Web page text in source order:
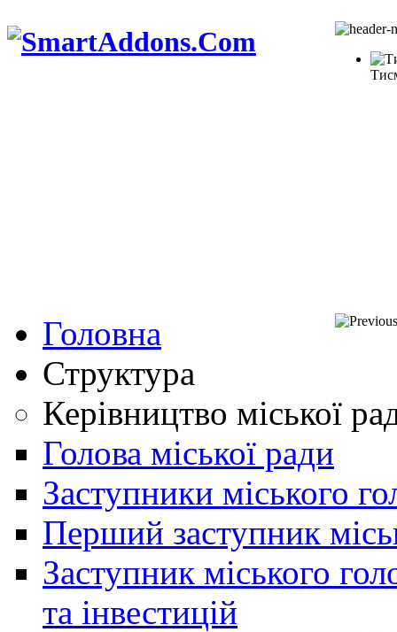
Головна
Структура
Керівництво міської
Голова міської ради
Заступники міського
Перший заступник
Заступник міського
та інвестицій